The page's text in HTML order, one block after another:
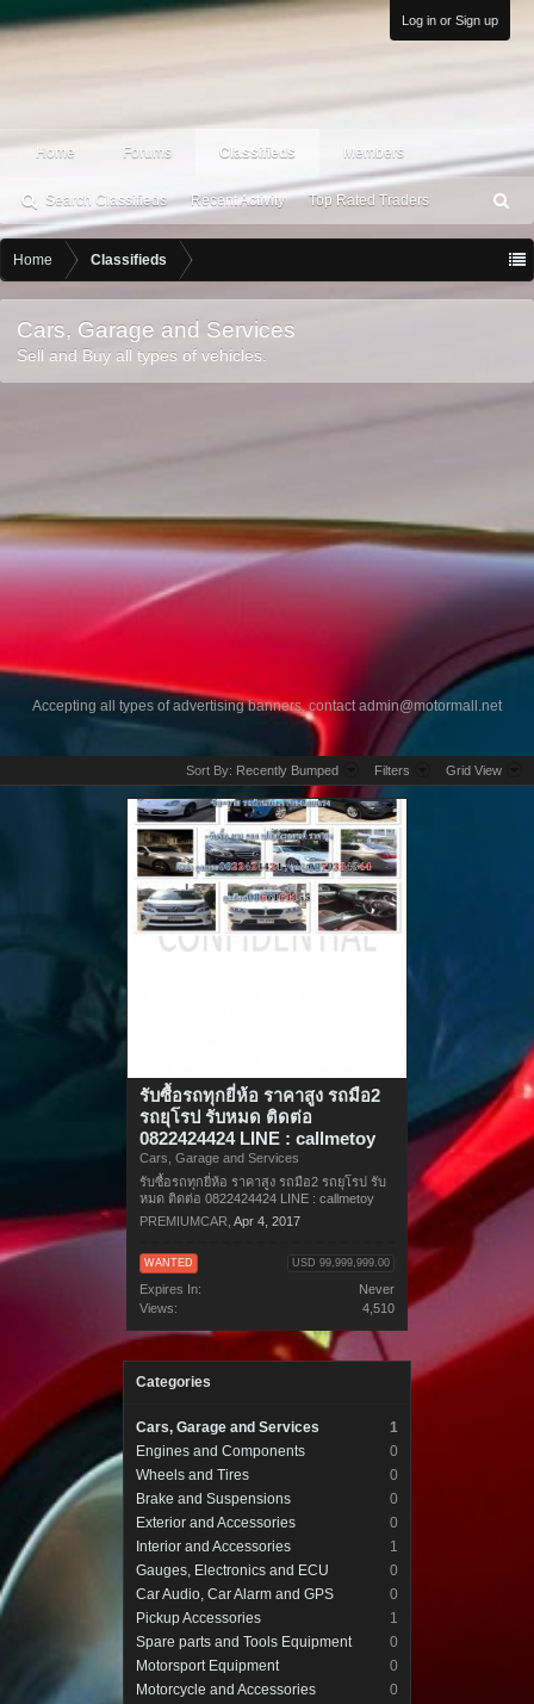
Log in or Sign up
Home Forums Classifieds
Search Classifieds Recent Activity Top Rated Traders
Members
ea
h
Home Classifieds
Cars, Garage and Services
Sell and Buy all types of vehicles.
Accepting all types of advertising banners, contactadmin@motormall.net
Categories
Cars, Garage and Services
1
Engines and Components
0
Wheels and Tires
0
Brake and Suspensions
0
Exterior and Accessories
0
Interior and Accessories
1
Gauges, Electronics and ECU
0
Car Audio, Car Alarm and GPS
0
Pickup Accessories
1
Spare parts and Tools Equipment
0
Motorsport Equipment
0
Motorcycle and Accessories
0
Sort By: Recently Bumped Filters Grid View
รับซื้อรถทุกยี่ห้อ ราคาสูง รถมือ2
รถยุโรป รับหมด ติดต่อ
0822424424 LINE : callmetoy
Cars, Garage and Services
รับซื้อรถทุกยี่ห้อ ราคาสูง รถมือ2 รถยุโรป รับ
หมด ติดต่อ 0822424424 LINE : callmetoy
PREMIUMCAR Apr 4, 2017
WANTED USD 99,999,999.00
Expires In:
Never
Views:
4,510